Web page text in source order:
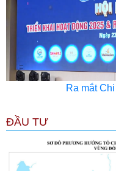
Ra mắt
ĐẦU TƯ